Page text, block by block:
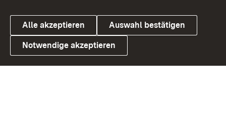
Link zum Landesportal
Alle akzeptieren Auswahl bestätigen
Notwendige akzeptieren